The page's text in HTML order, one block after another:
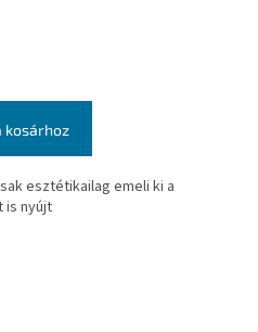
kosárhoz
esztétikailag emeli ki a
is nyújt